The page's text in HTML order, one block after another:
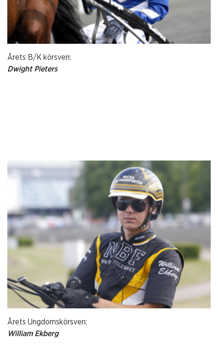
Årets B/K körsven:
Dwight Pieters
Årets Ungdomskörsven:
William Ekberg